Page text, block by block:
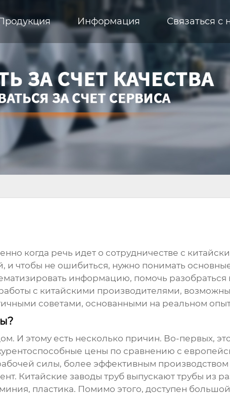
Информация Связаться с
когда речь идет о сотрудничестве с
и чтобы не ошибиться, нужно понимать
информацию, помочь разобраться
с китайскими производителями,
советами, основанными на реальном
И этому есть несколько причин. Во-первых,
цены по сравнению с
силы, более эффективным производством
Китайские заводы труб выпускают трубы из
пластика. Помимо этого, доступен